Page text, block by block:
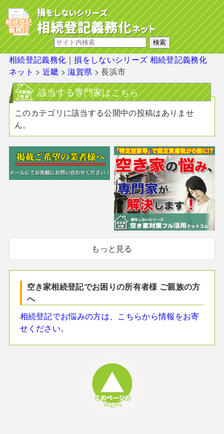
相続登記義務化｜損をしないシリーズ 相続登記義務化
ネット > 近畿 >滋賀県 >長浜市
該当する専門家はこちら
このカテゴリに該当する公開中の投稿はありませ
ん。
もっと見る
空き家相続登記でお困りの所有者様 ご親族の方
へ
相続登記でお悩みの方は、こちらから情報をお寄
せください。